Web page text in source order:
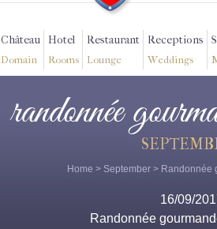
Château
Domain
Hotel
Rooms
Restaurant
Lounge
Receptions
Weddings
randonnée
Home > September > Randonnée
16/09/
Randonnée